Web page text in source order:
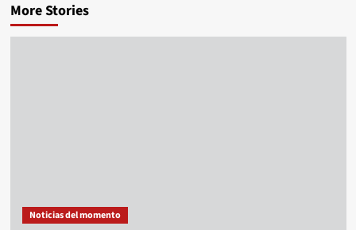
More Stories
Noticias del momento